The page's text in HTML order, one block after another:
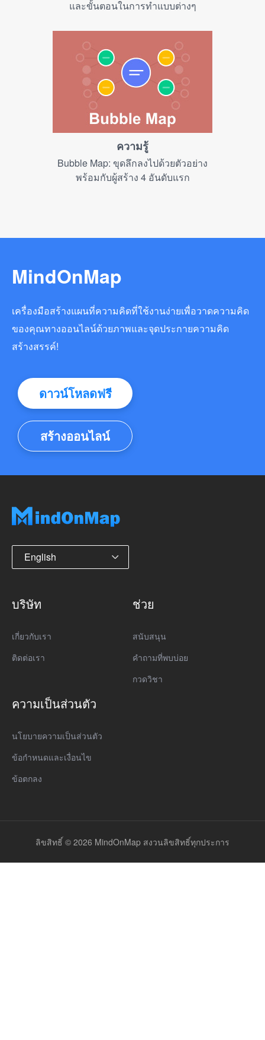
และขั้นตอนในการทำแบบต่างๆ
ความรู้
Bubble Map: ขุดลึกลงไปด้วยตัวอย่าง
พร้อมกับผู้สร้าง 4 อันดับแรก
MindOnMap
เครื่องมือสร้างแผนที่ความคิดที่ใช้งานง่ายเพื่อวาดความคิด
ของคุณทางออนไลน์ด้วยภาพและจุดประกายความคิด
สร้างสรรค์!
ดาวน์โหลดฟรี
สร้างออนไลน์
English
บริษัท
เกี่ยวกับเรา
ติดต่อเรา
ช่วย
สนับสนุน
คำถามที่พบบ่อย
กวดวิชา
ความเป็นส่วนตัว
นโยบายความเป็นส่วนตัว
ข้อกำหนดและเงื่อนไข
ข้อตกลง
ลิขสิทธิ์ © 2026 MindOnMap สงวนลิขสิทธิ์ทุกประการ